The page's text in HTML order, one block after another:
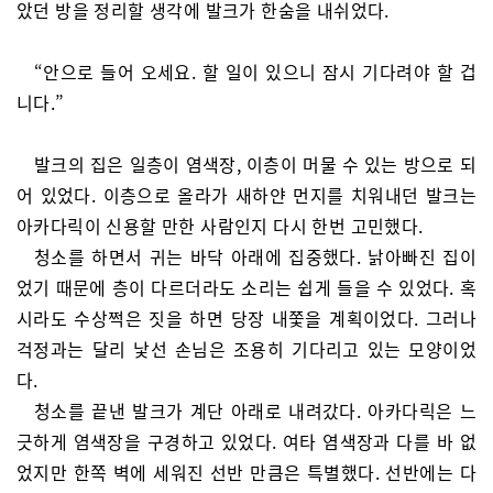
았던 방을 정리할 생각에 발크가 한숨을 내쉬었다.
“안으로 들어 오세요. 할 일이 있으니 잠시 기다려야 할 겁
니다.”
발크의 집은 일층이 염색장, 이층이 머물 수 있는 방으로 되
어 있었다. 이층으로 올라가 새하얀 먼지를 치워내던 발크는
아카다릭이 신용할 만한 사람인지 다시 한번 고민했다.
청소를 하면서 귀는 바닥 아래에 집중했다. 낡아빠진 집이
었기 때문에 층이 다르더라도 소리는 쉽게 들을 수 있었다. 혹
시라도 수상쩍은 짓을 하면 당장 내쫓을 계획이었다. 그러나
걱정과는 달리 낯선 손님은 조용히 기다리고 있는 모양이었
다.
청소를 끝낸 발크가 계단 아래로 내려갔다. 아카다릭은 느
긋하게 염색장을 구경하고 있었다. 여타 염색장과 다를 바 없
었지만 한쪽 벽에 세워진 선반 만큼은 특별했다. 선반에는 다